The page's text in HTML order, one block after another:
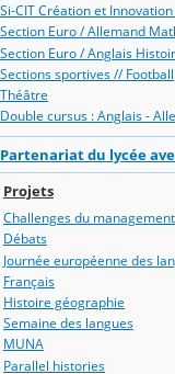
Si-CIT Création et
Section Euro / Allemand
Section Euro / Anglais
Sections sportives // Football
Théâtre
Double cursus : Anglais -
Partenariat du lycée
Projets
Challenges du management
Débats
Journée européenne des
Français
Histoire géographie
Semaine des langues
MUNA
Parallel histories